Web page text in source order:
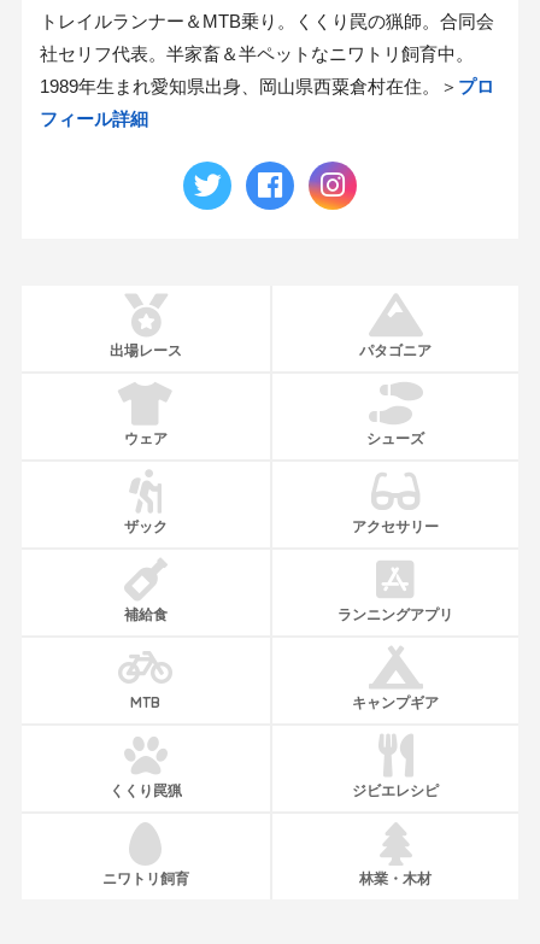
トレイルランナー＆MTB乗り。くくり罠の猟師。合同会
社セリフ代表。半家畜＆半ペットなニワトリ飼育中。
1989年生まれ愛知県出身、岡山県西粟倉村在住。＞ プロ
フィール詳細
出場レース パタゴニア
ウェア シューズ
ザック アクセサリー
補給食 ランニングアプリ
MTB キャンプギア
くくり罠猟 ジビエレシピ
ニワトリ飼育 林業・木材